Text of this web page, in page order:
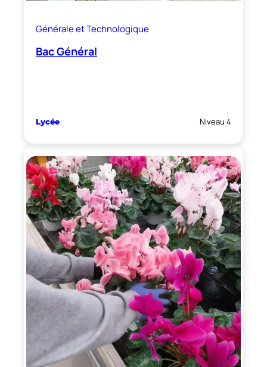
Générale et Technologique
Bac Général
Lycée Niveau 4